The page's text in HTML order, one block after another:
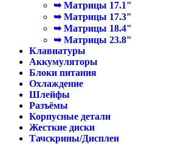
➥ Матрицы 17.1"
➥ Матрицы 17.3"
➥ Матрицы 18.4"
➥ Матрицы 23.8"
Клавиатуры
Аккумуляторы
Блоки питания
Охлаждение
Шлейфы
Разъёмы
Корпусные детали
Жесткие диски
Тачскрины/Дисплеи